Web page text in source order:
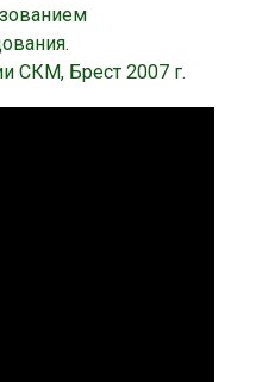
СКМ, Брест 2007 г.